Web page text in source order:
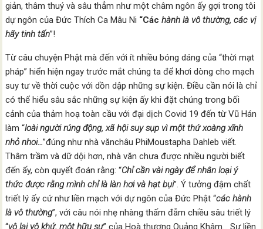
giản, thâm thuý và sâu thẳm như một châm ngôn ấy gợi trong tôi
dự ngôn của Đức Thích Ca Mâu Ni “Cáchành là vô thường, các vị
hãy tinh tấn”!
Từ câu chuyện Phật mà đến với ít nhiều bóng dáng của “thời mạt
pháp” hiển hiện ngay trước mắt chúng ta để khơi dòng cho mạch
suy tư về thời cuộc với dồn dập những sự kiện. Điều cần nói là chỉ
có thể hiểu sâu sắc những sự kiện ấy khi đặt chúng trong bối
cảnh của thảm hoạ toàn cầu với đại dịch Covid 19 đến từ Vũ Hán
làm “loài người rúng động, xã hội suy sụp vì mộtthứ xoàng xĩnh
nhỏ nhoi…”đúng như nhà vănchâu PhiMoustapha Dahleb viết.
Thâm trầm và dữ dội hơn, nhà văn chưa được nhiều người biết
đến ấy, còn quyết đoán rằng: “Chỉ cần vài ngày để nhân loại ý
thức được rằng mình chỉ là làn hơi và hạt bụi”. Ý tưởng đậm chất
triết lý ấy cứ như liền mạch với dự ngôn của Đức Phật “các hành
là vô thường”, với câu nói nhẹ nhàng thấm đẫm chiều sâu triết lý
“vô lai vô khứ, một hữu sự” của Hoà thượng Quảng Khâm… Sự liền